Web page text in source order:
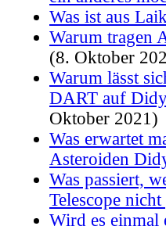
Was ist aus
Warum tragen
(8. Oktober
Warum lässt
DART auf
Oktober 2021)
Was erwartet
Asteroiden
Was passiert,
Telescope
Wird es einmal